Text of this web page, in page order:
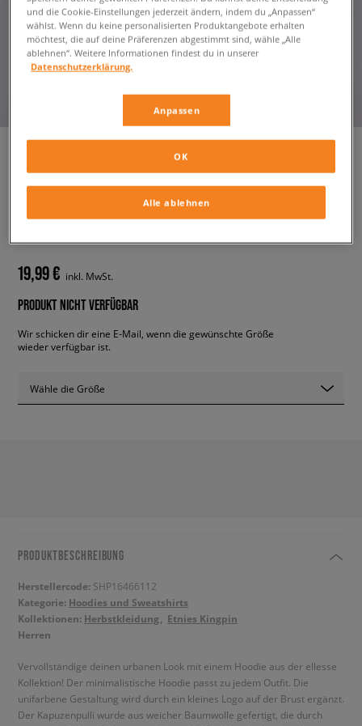
ELLESSE HOODIE PERSHUTA
herren, hoodies und sweatshirts
19,99 € inkl. MwSt.
PRODUKT NICHT VERFÜGBAR
Wir schicken dir eine E-Mail, wenn die gewünschte Größe
wieder verfügbar ist.
Wähle die Größe
PRODUKTBESCHREIBUNG
Herstellercode: SHP16466112
Kategorie: Hoodies und Sweatshirts
Kollektionen: Herbstkleidung
Etnies Kingpin
Herren
Vervollständige deinen urbanen Look mit einem Hoodie aus der ellesse
Kollektion! Der minimalistische Hoodie passt zu jedem Outfit. Die
unifarbene Gestaltung wird durch ein kleines Logo auf der Brust ergänzt.
Der Kapuzenpulli wurde aus weicher Baumwolle gefertigt, die durch
und die Cookie-Einstellungen jederzeit ändern, indem du „Anpassen“
wählst. Wenn du keine personalisierten Produktangebote erhalten
möchtest, die auf deine Präferenzen abgestimmt sind, wähle „Alle
ablehnen“. Weitere Informationen findest du in unserer
Datenschutzerklärung.
Anpassen
Alle ablehnen
OK